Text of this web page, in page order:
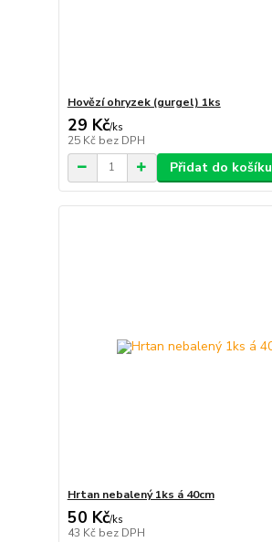
Hovězí ohryzek (gurgel) 1ks
29 Kč/ks
25 Kč bez DPH
Přidat do košíku
Hrtan nebalený 1ks á 40cm
50 Kč/ks
43 Kč bez DPH